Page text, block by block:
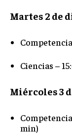
Martes 2 de
Ciencias –
Miércoles 3
min)